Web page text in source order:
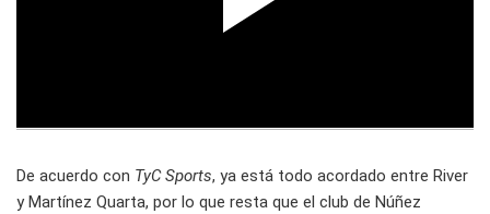
De acuerdo con TyC Sports, ya está todo acordado entre River
y Martínez Quarta, por lo que resta que el club de Núñez